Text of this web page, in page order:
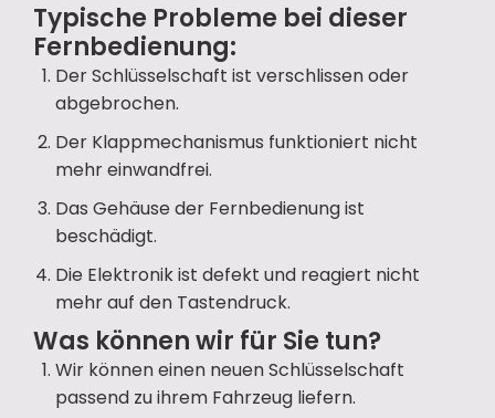
Typische Probleme bei dieser
Fernbedienung:
Der Schlüsselschaft ist verschlissen oder
abgebrochen.
Der Klappmechanismus funktioniert nicht
mehr einwandfrei.
Das Gehäuse der Fernbedienung ist
beschädigt.
Die Elektronik ist defekt und reagiert nicht
mehr auf den Tastendruck.
Was können wir für Sie tun?
Wir können einen neuen Schlüsselschaft
passend zu ihrem Fahrzeug liefern.